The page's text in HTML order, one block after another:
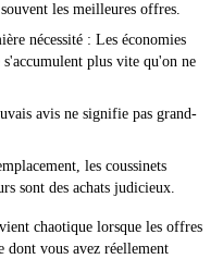
les meilleures offres.
nécessité : Les économies
plus vite qu'on ne
avis ne signifie pas grand-
les coussinets
sont des achats judicieux.
chaotique lorsque les offres
dont vous avez réellement